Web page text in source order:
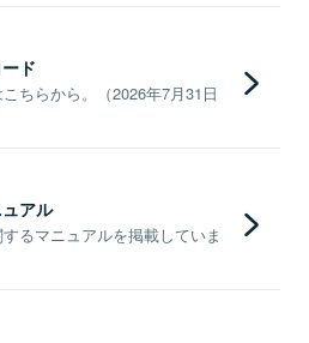
ド
ちらから。（2026年7月31日
アル
るマニュアルを掲載していま